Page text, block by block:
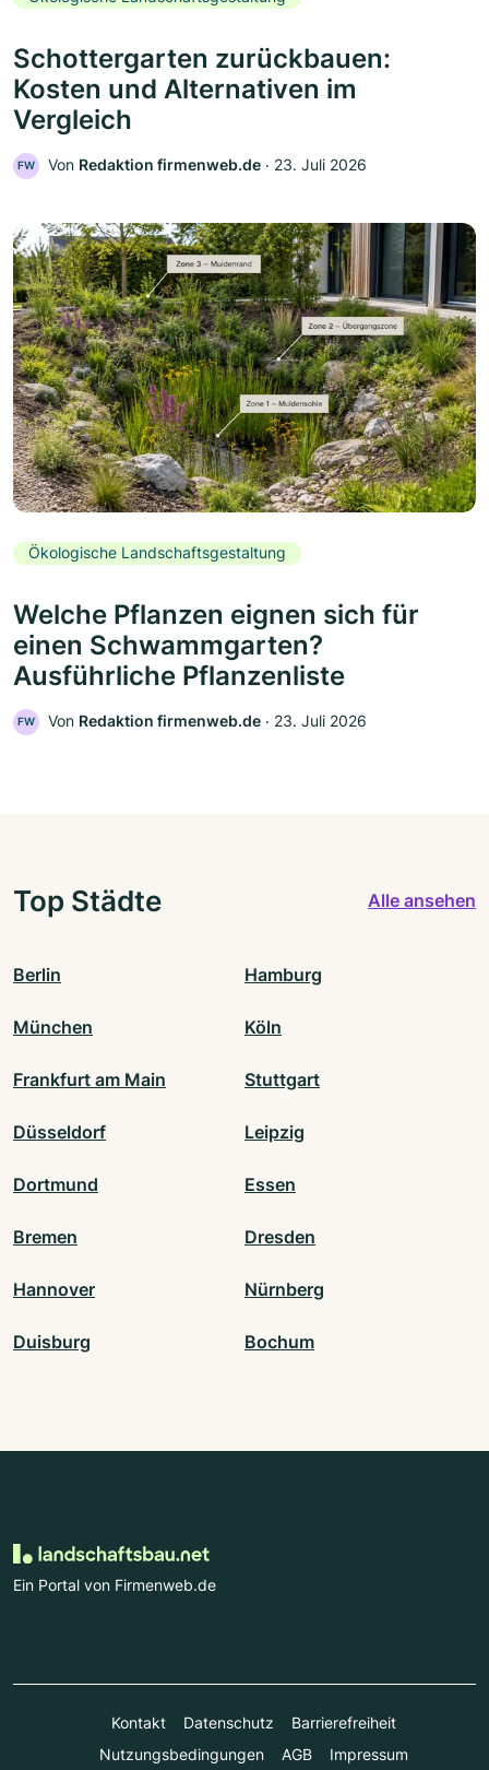
Schottergarten zurückbauen:
Kosten und Alternativen im
Vergleich
FW Von Redaktion firmenweb.de ‧ 23. Juli 2026
Ökologische Landschaftsgestaltung
Welche Pflanzen eignen sich für
einen Schwammgarten?
Ausführliche Pflanzenliste
FW Von Redaktion firmenweb.de ‧ 23. Juli 2026
Top Städte Alle ansehen
Berlin Hamburg
München Köln
Frankfurt am Main Stuttgart
Düsseldorf Leipzig
Dortmund Essen
Bremen Dresden
Hannover Nürnberg
Duisburg Bochum
Ein Portal von Firmenweb.de
Kontakt Datenschutz
Barrierefreiheit
Nutzungsbedingungen
AGB Impressum